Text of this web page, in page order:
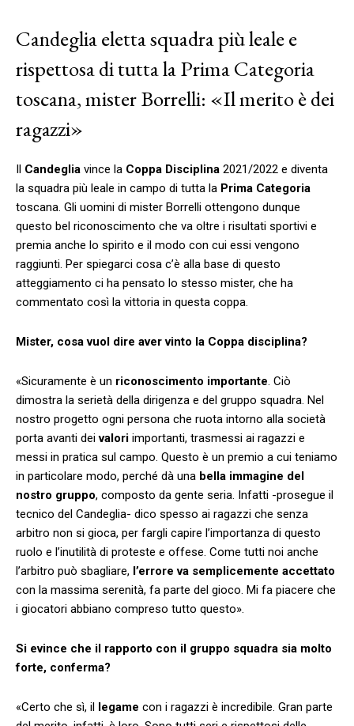
Candeglia eletta squadra più leale e
rispettosa di tutta la Prima Categoria
toscana, mister Borrelli: «Il merito è dei
ragazzi»
Il Candeglia vince la Coppa Disciplina 2021/2022 e diventa
la squadra più leale in campo di tutta la Prima Categoria
toscana. Gli uomini di mister Borrelli ottengono dunque
questo bel riconoscimento che va oltre i risultati sportivi e
premia anche lo spirito e il modo con cui essi vengono
raggiunti. Per spiegarci cosa c’è alla base di questo
atteggiamento ci ha pensato lo stesso mister, che ha
commentato così la vittoria in questa coppa.
Mister, cosa vuol dire aver vinto la Coppa disciplina?
«Sicuramente è un riconoscimento importante. Ciò
dimostra la serietà della dirigenza e del gruppo squadra. Nel
nostro progetto ogni persona che ruota intorno alla società
porta avanti deivalori importanti, trasmessi ai ragazzi e
messi in pratica sul campo. Questo è un premio a cui teniamo
in particolare modo, perché dà una bella immagine del
nostro gruppo, composto da gente seria. Infatti -prosegue il
tecnico del Candeglia- dico spesso ai ragazzi che senza
arbitro non si gioca, per fargli capire l’importanza di questo
ruolo e l’inutilità di proteste e offese. Come tutti noi anche
l’arbitro può sbagliare, l’errore va semplicemente accettato
con la massima serenità, fa parte del gioco. Mi fa piacere che
i giocatori abbiano compreso tutto questo».
Si evince che il rapporto con il gruppo squadra sia molto
forte, conferma?
«Certo che sì, il legame con i ragazzi è incredibile. Gran parte